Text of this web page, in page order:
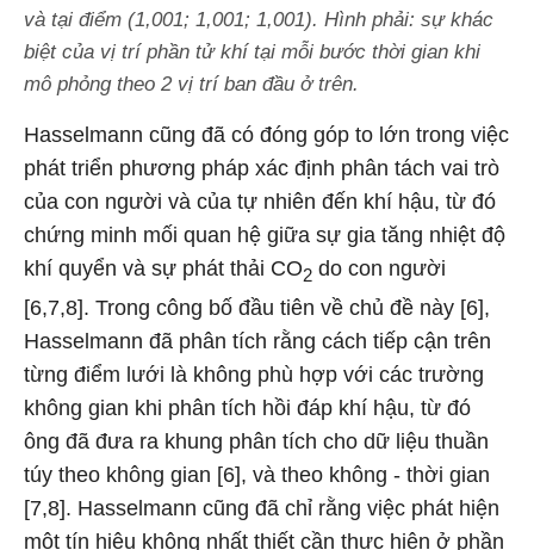
và tại điểm (1,001; 1,001; 1,001). Hình phải: sự khác
biệt của vị trí phần tử khí tại mỗi bước thời gian khi
mô phỏng theo 2 vị trí ban đầu ở trên.
Hasselmann cũng đã có đóng góp to lớn trong việc
phát triển phương pháp xác định phân tách vai trò
của con người và của tự nhiên đến khí hậu, từ đó
chứng minh mối quan hệ giữa sự gia tăng nhiệt độ
khí quyển và sự phát thải CO2 do con người
[6,7,8]. Trong công bố đầu tiên về chủ đề này [6],
Hasselmann đã phân tích rằng cách tiếp cận trên
từng điểm lưới là không phù hợp với các trường
không gian khi phân tích hồi đáp khí hậu, từ đó
ông đã đưa ra khung phân tích cho dữ liệu thuần
túy theo không gian [6], và theo không - thời gian
[7,8]. Hasselmann cũng đã chỉ rằng việc phát hiện
một tín hiệu không nhất thiết cần thực hiện ở phần